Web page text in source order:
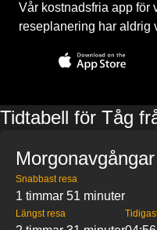
Vår kostnadsfria app för
reseplanering har aldrig
Tidtabell för Tåg
Morgonavgångar
Snabbast resa
1 timmar 51 minuter
Längst resa